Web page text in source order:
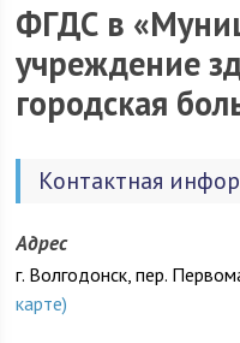
ФГДС в
учреждение
городская
Контактная
Адрес
г. Волгодонск, пер.
карте)